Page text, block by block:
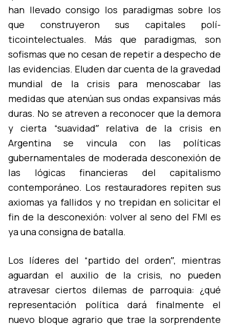
han llevado consigo los paradigmas sobre los
que construyeron sus capitales polí­
ticointelectuales. Más que paradigmas, son
sofismas que no cesan de repetir a despecho de
las evidencias. Eluden dar cuenta de la gravedad
mundial de la crisis para menoscabar las
medidas que atenúan sus ondas expansivas más
duras. No se atreven a reconocer que la demora
y cierta “suavidadˮ relativa de la crisis en
Argentina se vincula con las polí­ticas
gubernamentales de moderada desconexión de
las lógicas financieras del capitalismo
contemporáneo. Los restauradores repiten sus
axiomas ya fallidos y no trepidan en solicitar el
fin de la desconexión: volver al seno del FMI es
ya una consigna de batalla.
Los lí­deres del “partido del ordenˮ, mientras
aguardan el auxilio de la crisis, no pueden
atravesar ciertos dilemas de parroquia: ¿qué
representación polí­tica dará finalmente el
nuevo bloque agrario que trae la sorprendente